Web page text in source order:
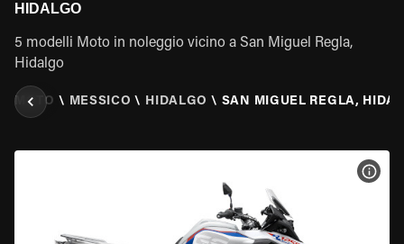
HIDALGO
5 modelli Moto in noleggio vicino a San Miguel Regla,
Hidalgo
MOTO \ MESSICO \ HIDALGO \ SAN MIGUEL REGLA,